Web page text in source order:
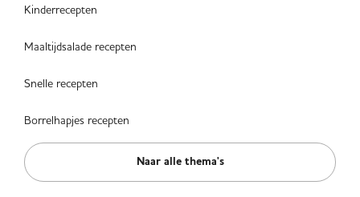
Kinderrecepten
Maaltijdsalade recepten
Snelle recepten
Borrelhapjes recepten
Naar alle thema's